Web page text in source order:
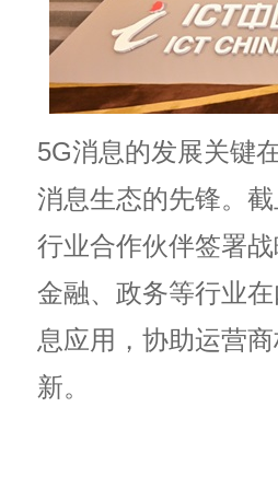
5G消息的发展关键
消息生态的先锋。
行业合作伙伴签署
金融、政务等行业
息应用，协助运营
新。